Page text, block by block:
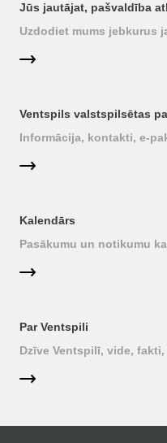
Jūs jautājat, pašvaldība
Uzdodiet mums jebkurus
Ventspils valstspilsētas
Informācija, kontakti, e-
Kalendārs
Pasākumu un notikumu
Par Ventspili
Dzīve Ventspilī, vide,